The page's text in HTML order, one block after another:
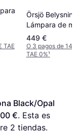
TAE
Örsjö
Lámpara de
26.4cm
449 €
O 3 pagos de
TAE 0%¹
Black/Opal
€. Esta es
2 tiendas.